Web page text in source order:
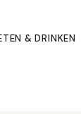
& DRINKEN